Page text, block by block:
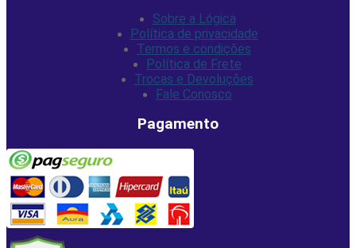
Sobre a Lógica
Política de privacidade
Termos e condições
Política de Frete
Trocas e Devoluções
Fale Conosco
Pagamento